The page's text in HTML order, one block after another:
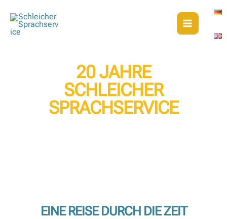
Inhalt
springen
20 JAHRE
SCHLEICHER
SPRACHSERVICE
EINE REISE DURCH DIE ZEIT